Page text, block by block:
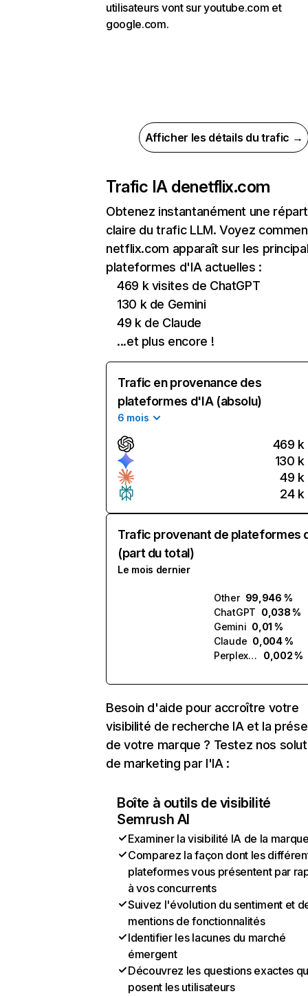
utilisateurs vont sur youtube.com et
google.com.
Afficher les détails du trafic →
Trafic IA denetflix.com
Obtenez instantanément une
claire du trafic LLM. Voyez
netflix.com apparaît sur les
plateformes d'IA actuelles :
469 k visites de ChatGPT
130 k de Gemini
49 k de Claude
...et plus encore !
Trafic en provenance des
plateformes d'IA (absolu)
6 mois
469 k
130 k
49 k
24 k
Trafic provenant de plateformes
(part du total)
Le mois dernier
Other 99,946 %
ChatGPT 0,038 %
Gemini 0,01 %
Claude 0,004 %
Perplexity
0,002 %
Besoin d'aide pour accroître votre
visibilité de recherche IA et la
de votre marque ? Testez nos
de marketing par l'IA :
Boîte à outils de visibilité
Semrush AI
Examiner la visibilité IA de la
Comparez la façon dont les
plateformes vous présentent par
à vos concurrents
Suivez l'évolution du sentiment et
mentions de fonctionnalités
Identifier les lacunes du marché
émergent
Découvrez les questions exactes
posent les utilisateurs